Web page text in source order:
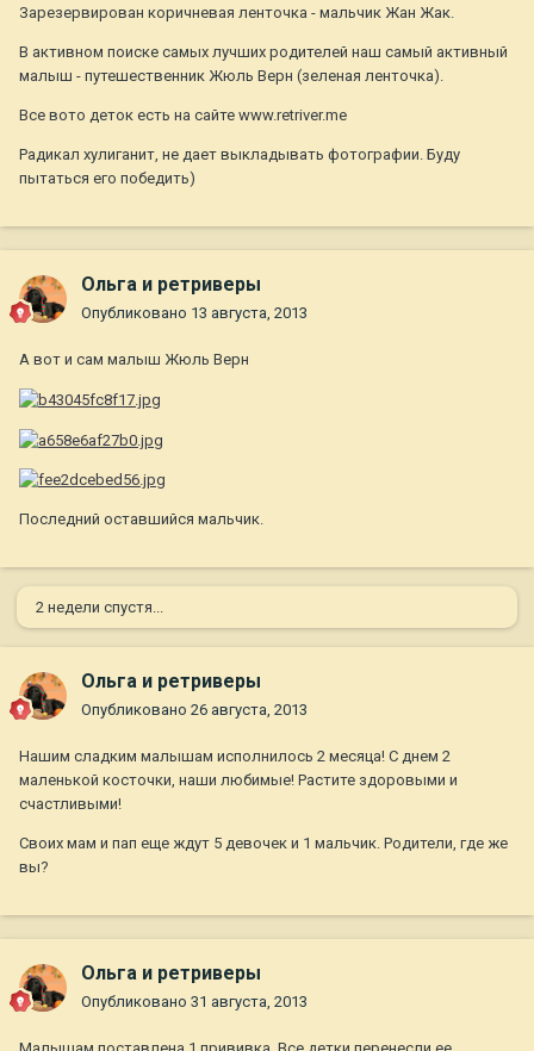
Зарезервирован коричневая ленточка - мальчик Жан Жак.
В активном поиске самых лучших родителей наш самый активный
малыш - путешественник Жюль Верн (зеленая ленточка).
Все вото деток есть на сайте www.retriver.me
Радикал хулиганит, не дает выкладывать фотографии. Буду
пытаться его победить)
Ольга и ретриверы
Опубликовано 13 августа, 2013
А вот и сам малыш Жюль Верн
Последний оставшийся мальчик.
2 недели спустя...
Ольга и ретриверы
Опубликовано 26 августа, 2013
Нашим сладким малышам исполнилось 2 месяца! С днем 2
маленькой косточки, наши любимые! Растите здоровыми и
счастливыми!
Своих мам и пап еще ждут 5 девочек и 1 мальчик. Родители, где же
вы?
Ольга и ретриверы
Опубликовано 31 августа, 2013